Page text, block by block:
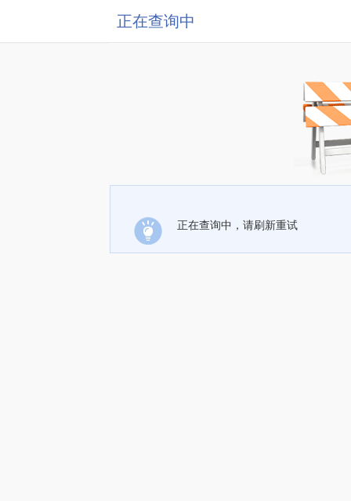
正在查询中
正在查询中，请刷新重试